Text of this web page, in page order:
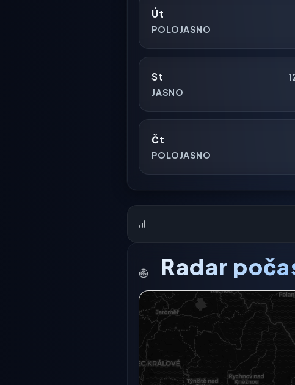
Út
POLOJASNO
St
JASNO
Čt
POLOJASNO
Radar
Radarový snímek momentálně není
Otevřít v plné mapě